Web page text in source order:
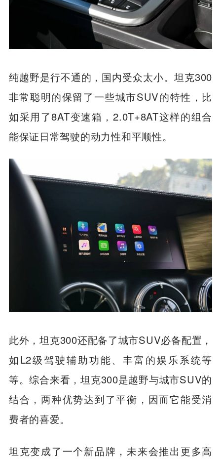
纯越野是行不通的，国内受众太小。坦克300
非常聪明的保留了一些城市SUV的特性，比
如采用了8AT变速箱，2.0T+8AT这样的组合
能保证日常驾驶的动力性和平顺性。
此外，坦克300还配备了城市SUV必备配置，
如L2级驾驶辅助功能、丰富的娱乐系统等
等。综合来看，坦克300是越野与城市SUV的
结合，两种优势达到了平衡，因而它能受消
费者的喜爱。
坦克变成了一个新品牌，未来会推出更多高